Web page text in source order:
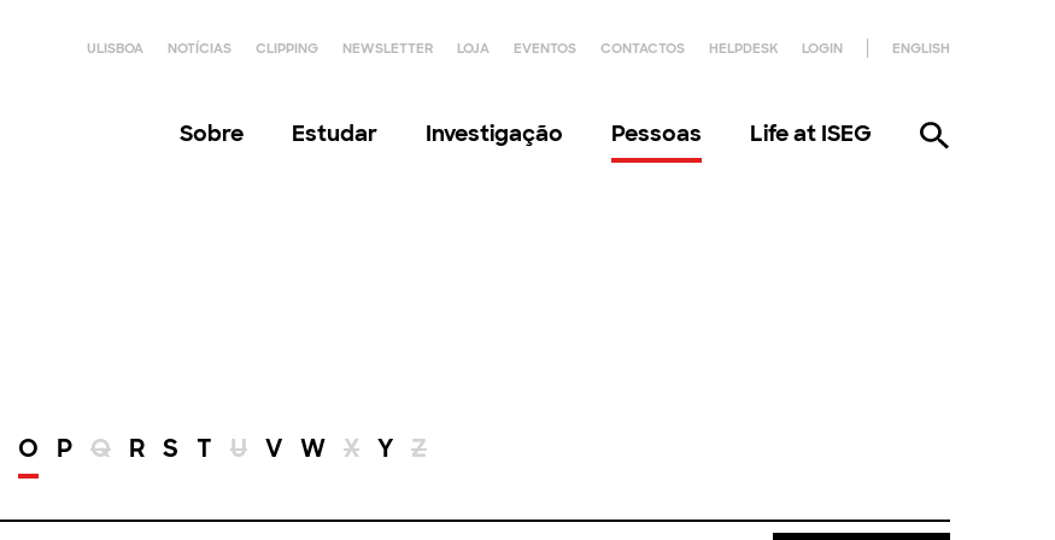
ULISBOA NOTÍCIAS CLIPPING NEWSLETTER LOJA EVENTOS CONTACTOS HELPDESK LOGIN ENGLISH
Sobre Estudar Investigação Pessoas Life at ISEG
O P Q R S T U V W X Y Z